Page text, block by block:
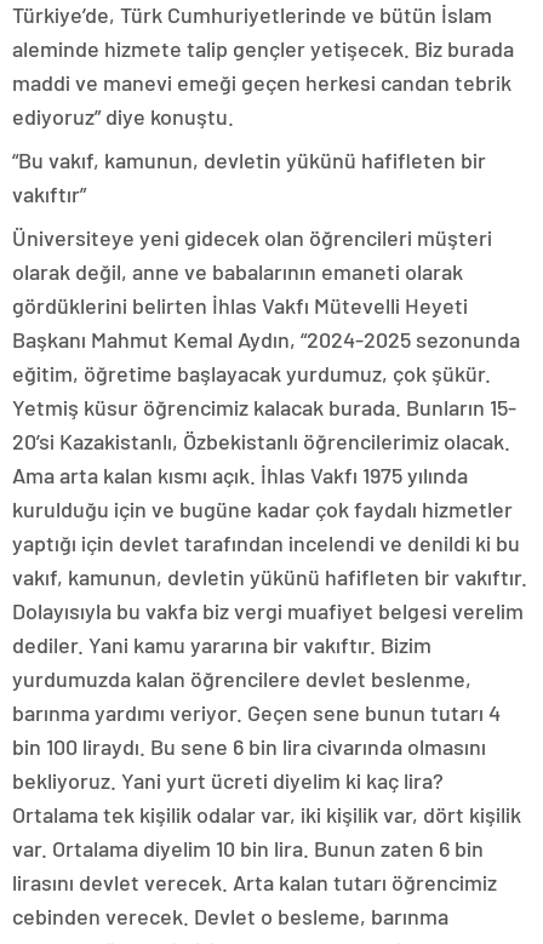
Türkiye’de, Türk Cumhuriyetlerinde ve bütün İslam
aleminde hizmete talip gençler yetişecek. Biz burada
maddi ve manevi emeği geçen herkesi candan tebrik
ediyoruz” diye konuştu.
“Bu vakıf, kamunun, devletin yükünü hafifleten bir
vakıftır”
Üniversiteye yeni gidecek olan öğrencileri müşteri
olarak değil, anne ve babalarının emaneti olarak
gördüklerini belirten İhlas Vakfı Mütevelli Heyeti
Başkanı Mahmut Kemal Aydın, “2024-2025 sezonunda
eğitim, öğretime başlayacak yurdumuz, çok şükür.
Yetmiş küsur öğrencimiz kalacak burada. Bunların 15-
20’si Kazakistanlı, Özbekistanlı öğrencilerimiz olacak.
Ama arta kalan kısmı açık. İhlas Vakfı 1975 yılında
kurulduğu için ve bugüne kadar çok faydalı hizmetler
yaptığı için devlet tarafından incelendi ve denildi ki bu
vakıf, kamunun, devletin yükünü hafifleten bir vakıftır.
Dolayısıyla bu vakfa biz vergi muafiyet belgesi verelim
dediler. Yani kamu yararına bir vakıftır. Bizim
yurdumuzda kalan öğrencilere devlet beslenme,
barınma yardımı veriyor. Geçen sene bunun tutarı 4
bin 100 liraydı. Bu sene 6 bin lira civarında olmasını
bekliyoruz. Yani yurt ücreti diyelim ki kaç lira?
Ortalama tek kişilik odalar var, iki kişilik var, dört kişilik
var. Ortalama diyelim 10 bin lira. Bunun zaten 6 bin
lirasını devlet verecek. Arta kalan tutarı öğrencimiz
cebinden verecek. Devlet o besleme, barınma